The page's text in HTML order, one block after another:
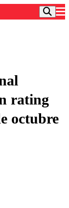
rating
octubre